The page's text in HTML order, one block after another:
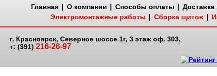
Главная О компании Способы оплаты
Доставка
Электромонтажные работы
Сборка щитов
г. Красноярск, Северное шоссе 1г, 3 этаж оф. 303,
т: (391) 216-26-97